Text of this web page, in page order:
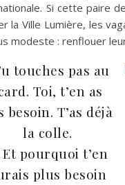
Si cette paire
la Ville Lumière, les
modeste : renflouer
touches pas au
Toi, t’en as
besoin. T’as déjà
la colle.
pourquoi t’en
plus besoin